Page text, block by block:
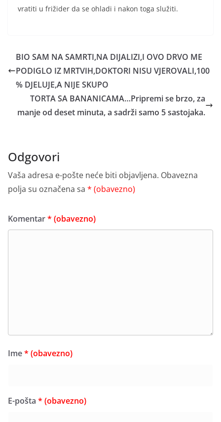
vratiti u frižider da se ohladi i nakon toga služiti.
BIO SAM NA SAMRTI,NA DIJALIZI,I OVO DRVO ME
PODIGLO IZ MRTVIH,DOKTORI NISU VJEROVALI,100
% DJELUJE,A NIJE SKUPO
TORTA SA BANANICAMA…Pripremi se brzo, za
manje od deset minuta, a sadrži samo 5 sastojaka.
Odgovori
Vaša adresa e-pošte neće biti objavljena. Obavezna
polja su označena sa * (obavezno)
Komentar* (obavezno)
Ime* (obavezno)
E-pošta * (obavezno)